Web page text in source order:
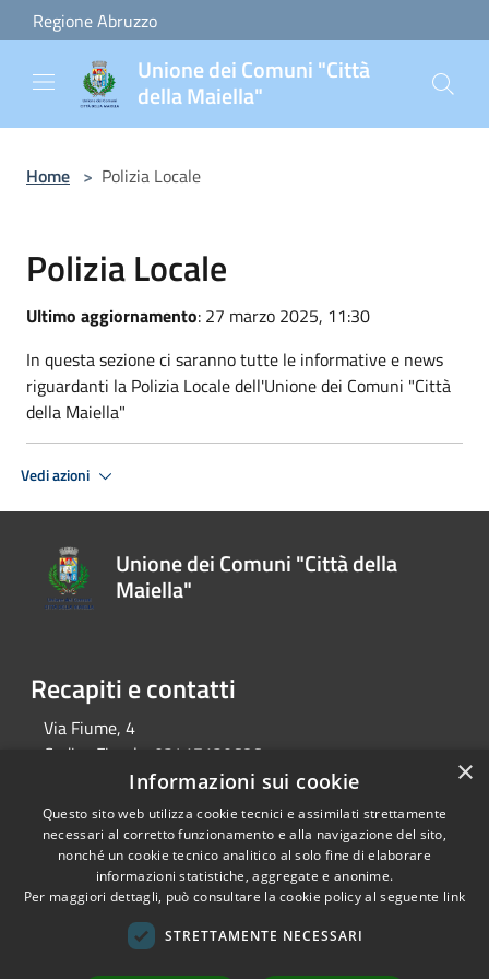
Salta al contenuto principale
Regione Abruzzo
Unione dei Comuni "Città
della Maiella"
Home > Polizia Locale
Polizia Locale
Ultimo aggiornamento: 27 marzo 2025, 11:30
In questa sezione ci saranno tutte le informative e news
riguardanti la Polizia Locale dell'Unione dei Comuni "Città
della Maiella"
Vedi azioni
Unione dei Comuni "Città della
Maiella"
Recapiti e contatti
Via Fiume, 4
Codice Fiscale:
02417120686
02417120686
Telefono:0858574131
Email:info@unionecomunicittadellamaiella.it
Pec:cittadellamaiella@pec.it
Copyright © 2026 • Unione dei
×
Informazioni sui cookie
Questo sito web utilizza cookie tecnici e assimilati strettamente
necessari al corretto funzionamento e alla navigazione del sito,
nonché un cookie tecnico analitico al solo fine di elaborare
informazioni statistiche, aggregate e anonime.
Per maggiori dettagli, può consultare la cookie policy al seguente link
STRETTAMENTE NECESSARI